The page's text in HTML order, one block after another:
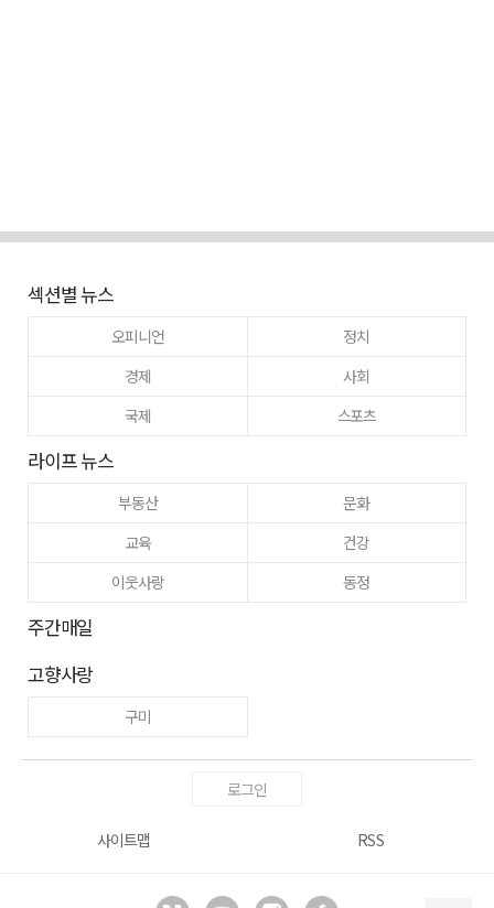
섹션별 뉴스
오피니언
정치
경제
사회
국제
스포츠
라이프 뉴스
부동산
문화
교육
건강
이웃사랑
동정
주간매일
고향사랑
구미
로그인
사이트맵 RSS